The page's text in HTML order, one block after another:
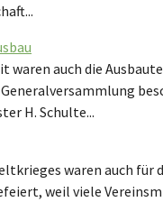
waren auch die
H. Schulte...
waren auch für
weil viele